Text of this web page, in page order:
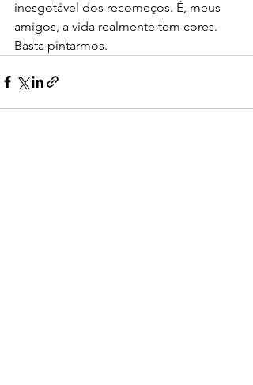
inesgotável dos recomeços. É, meus
amigos, a vida realmente tem cores.
Basta pintarmos.